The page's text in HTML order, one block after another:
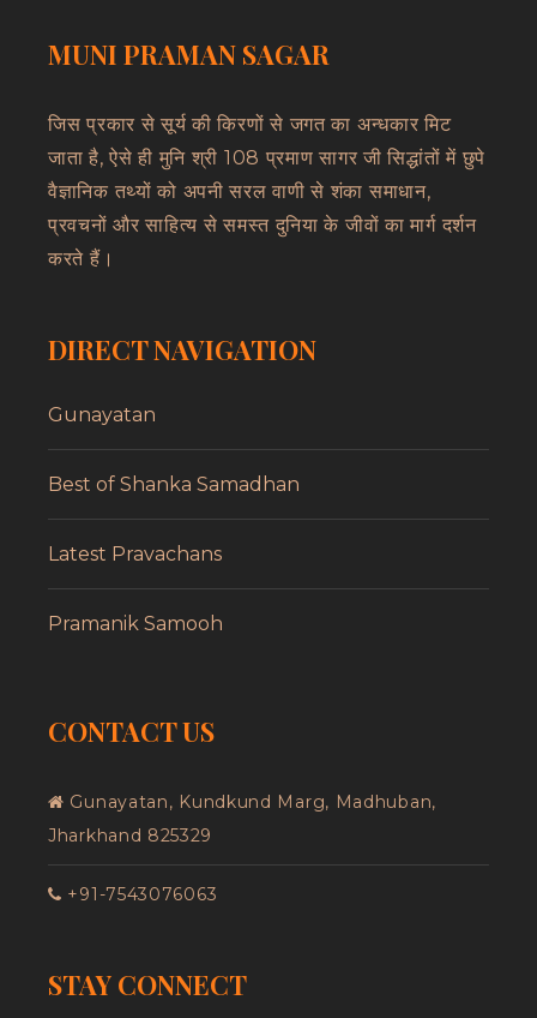
MUNI PRAMAN SAGAR
जिस प्रकार से सूर्य की किरणों से जगत का अन्धकार मिट
जाता है, ऐसे ही मुनि श्री 108 प्रमाण सागर जी सिद्धांतों में छुपे
वैज्ञानिक तथ्यों को अपनी सरल वाणी से शंका समाधान,
प्रवचनों और साहित्य से समस्त दुनिया के जीवों का मार्ग दर्शन
करते हैं।
DIRECT NAVIGATION
Gunayatan
Best of Shanka Samadhan
Latest Pravachans
Pramanik Samooh
CONTACT US
Gunayatan, Kundkund Marg, Madhuban,
Jharkhand 825329
+91-7543076063
STAY CONNECT